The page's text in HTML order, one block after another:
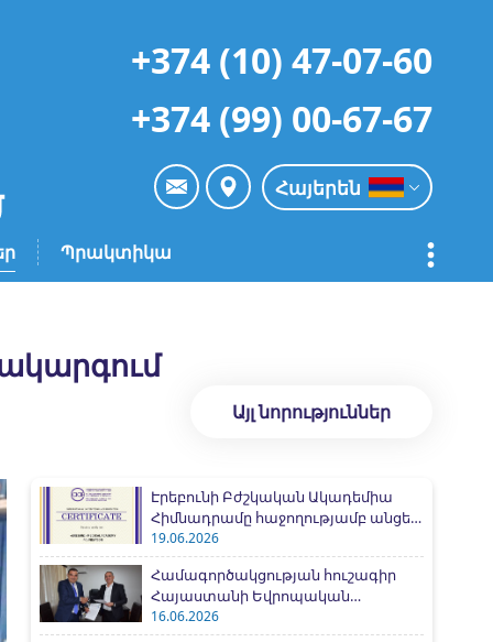
+374 (10) 47-07-60
+374 (99) 00-67-67
Հայերեն
Պրակտիկա
Այլ նորություններ
Էրեբունի Բժշկական Ակադեմիա
Հիմնադրամը հաջողությամբ անցել
է IAAR միջազգային
հավատարմագրման գործընթացը
19.06.2026
Համագործակցության հուշագիր
Հայաստանի Եվրոպական
համալսարանի հետ
16.06.2026